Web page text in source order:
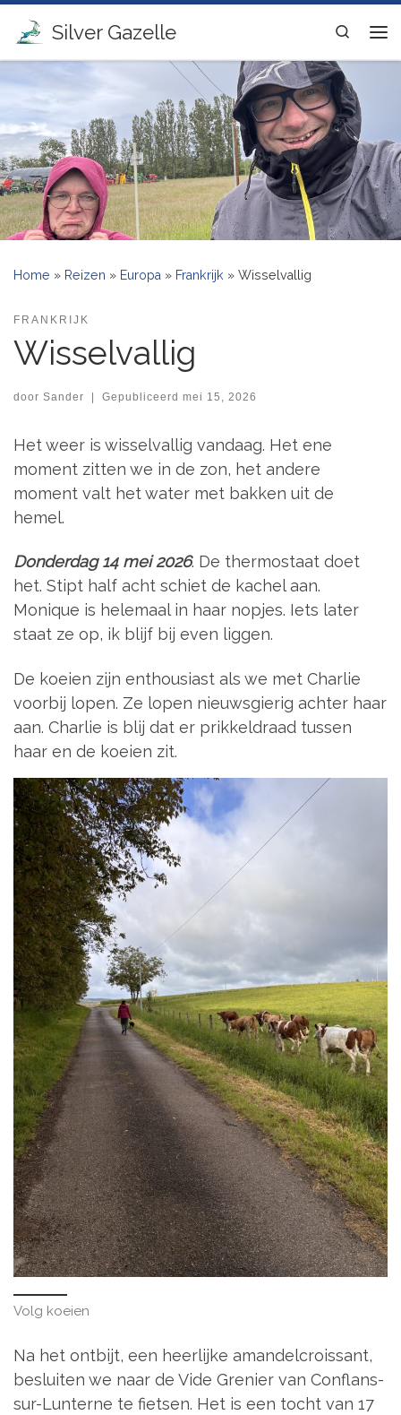
Ga naar inhoud
Silver Gazelle
Search
Home » Reizen » Europa » Frankrijk » Wisselvallig
FRANKRIJK
Wisselvallig
door Sander | Gepubliceerd mei 15, 2026
Het weer is wisselvallig vandaag. Het ene
moment zitten we in de zon, het andere
moment valt het water met bakken uit de
hemel.
Donderdag 14 mei 2026. De thermostaat doet
het. Stipt half acht schiet de kachel aan.
Monique is helemaal in haar nopjes. Iets later
staat ze op, ik blijf bij even liggen.
De koeien zijn enthousiast als we met Charlie
voorbij lopen. Ze lopen nieuwsgierig achter haar
aan. Charlie is blij dat er prikkeldraad tussen
haar en de koeien zit.
Volg koeien
Na het ontbijt, een heerlijke amandelcroissant,
besluiten we naar de Vide Grenier van Conflans-
sur-Lunterne te fietsen. Het is een tocht van 17